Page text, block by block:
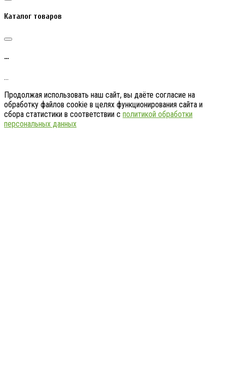
Каталог товаров
…
…
Продолжая использовать наш сайт, вы даёте согласие на
обработку файлов cookie в целях функционирования сайта и
сбора статистики в соответствии с политикой обработки
персональных данных